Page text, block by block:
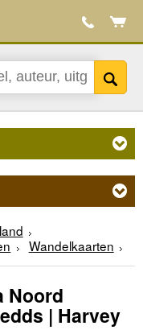
Wandelkaarten
Noord
| Harvey